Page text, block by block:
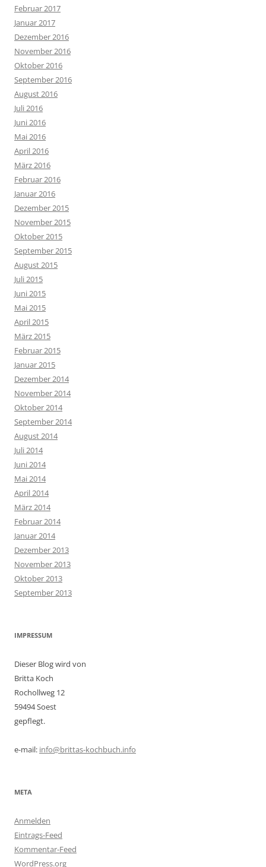
Februar 2017
Januar 2017
Dezember 2016
November 2016
Oktober 2016
September 2016
August 2016
Juli 2016
Juni 2016
Mai 2016
April 2016
März 2016
Februar 2016
Januar 2016
Dezember 2015
November 2015
Oktober 2015
September 2015
August 2015
Juli 2015
Juni 2015
Mai 2015
April 2015
März 2015
Februar 2015
Januar 2015
Dezember 2014
November 2014
Oktober 2014
September 2014
August 2014
Juli 2014
Juni 2014
Mai 2014
April 2014
März 2014
Februar 2014
Januar 2014
Dezember 2013
November 2013
Oktober 2013
September 2013
IMPRESSUM
Dieser Blog wird von
Britta Koch
Rochollweg 12
59494 Soest
gepflegt.
e-mail: info@brittas-kochbuch.info
META
Anmelden
Eintrags-Feed
Kommentar-Feed
WordPress.org